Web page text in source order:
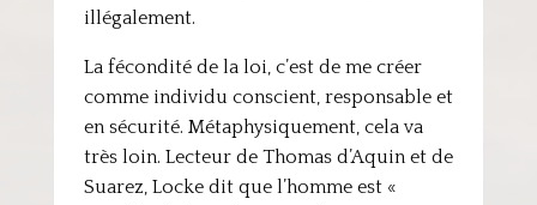
illégalement.
La fécondité de la loi, c’est de me créer
comme individu conscient, responsable et
en sécurité. Métaphysiquement, cela va
très loin. Lecteur de Thomas d’Aquin et de
Suarez, Locke dit que l’homme est «